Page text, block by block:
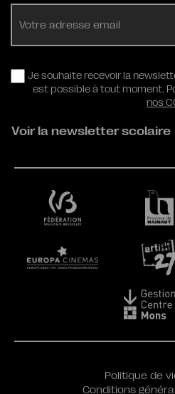
Je souhaite recevoir la
est possible à tout moment.
nos
Voir la newsletter scolaire
Politique de
Conditions